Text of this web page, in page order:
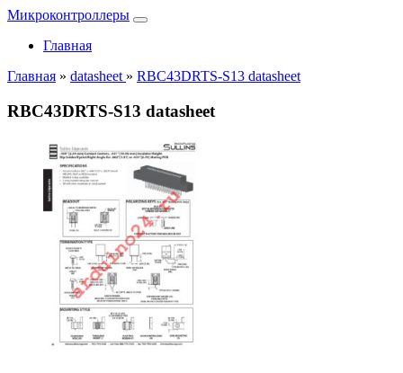
Микроконтроллеры
Главная
Главная » datasheet » RBC43DRTS-S13 datasheet
RBC43DRTS-S13 datasheet